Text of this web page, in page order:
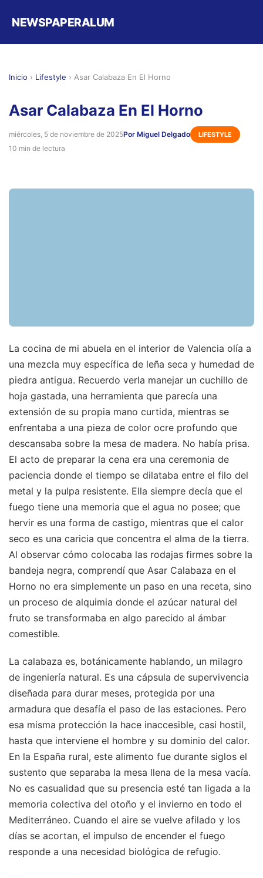
NEWSPAPERALUM
Inicio › Lifestyle › Asar Calabaza En El Horno
Asar Calabaza En El Horno
miércoles, 5 de noviembre de 2025Por Miguel Delgado LIFESTYLE
10 min de lectura
La cocina de mi abuela en el interior de Valencia olía a
una mezcla muy específica de leña seca y humedad de
piedra antigua. Recuerdo verla manejar un cuchillo de
hoja gastada, una herramienta que parecía una
extensión de su propia mano curtida, mientras se
enfrentaba a una pieza de color ocre profundo que
descansaba sobre la mesa de madera. No había prisa.
El acto de preparar la cena era una ceremonia de
paciencia donde el tiempo se dilataba entre el filo del
metal y la pulpa resistente. Ella siempre decía que el
fuego tiene una memoria que el agua no posee; que
hervir es una forma de castigo, mientras que el calor
seco es una caricia que concentra el alma de la tierra.
Al observar cómo colocaba las rodajas firmes sobre la
bandeja negra, comprendí que Asar Calabaza en el
Horno no era simplemente un paso en una receta, sino
un proceso de alquimia donde el azúcar natural del
fruto se transformaba en algo parecido al ámbar
comestible.
La calabaza es, botánicamente hablando, un milagro
de ingeniería natural. Es una cápsula de supervivencia
diseñada para durar meses, protegida por una
armadura que desafía el paso de las estaciones. Pero
esa misma protección la hace inaccesible, casi hostil,
hasta que interviene el hombre y su dominio del calor.
En la España rural, este alimento fue durante siglos el
sustento que separaba la mesa llena de la mesa vacía.
No es casualidad que su presencia esté tan ligada a la
memoria colectiva del otoño y el invierno en todo el
Mediterráneo. Cuando el aire se vuelve afilado y los
días se acortan, el impulso de encender el fuego
responde a una necesidad biológica de refugio.